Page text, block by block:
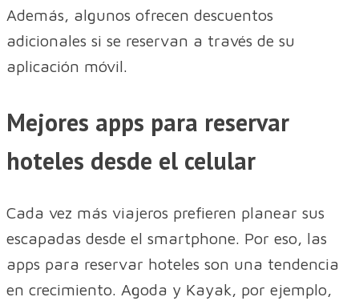
Además, algunos ofrecen descuentos
adicionales si se reservan a través de su
aplicación móvil.
Mejores apps para reservar
hoteles desde el celular
Cada vez más viajeros prefieren planear sus
escapadas desde el smartphone. Por eso, las
apps para reservar hoteles son una tendencia
en crecimiento. Agoda y Kayak, por ejemplo,